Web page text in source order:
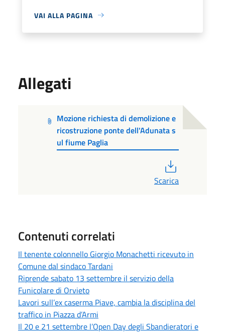
VAI ALLA PAGINA
Allegati
Mozione richiesta di demolizione e
ricostruzione ponte dell'Adunata s
ul fiume Paglia
Scarica
Contenuti correlati
Il tenente colonnello Giorgio Monachetti ricevuto in
Comune dal sindaco Tardani
Riprende sabato 13 settembre il servizio della
Funicolare di Orvieto
Lavori sull’ex caserma Piave, cambia la disciplina del
traffico in Piazza d’Armi
Il 20 e 21 settembre l’Open Day degli Sbandieratori e